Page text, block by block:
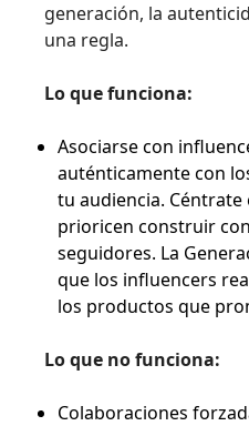
generación, la
una regla.
Lo que funciona:
Asociarse con
auténticamente con
tu audiencia.
prioricen construir
seguidores. La
que los influencers
los productos que
Lo que no funciona:
Colaboraciones